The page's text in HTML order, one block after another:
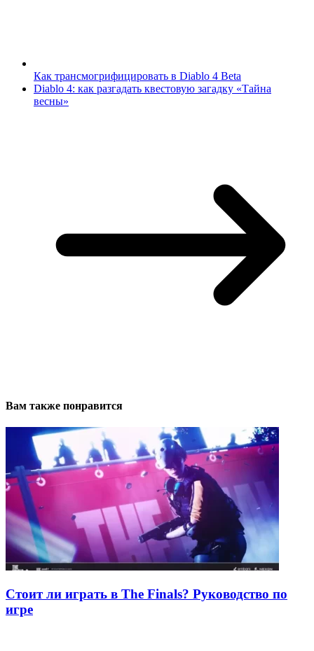
Как трансмогрифицировать в Diablo 4 Beta
Diablo 4: как разгадать квестовую загадку «Тайна
весны»
Вам также понравится
Стоит ли играть в The Finals? Руководство по
игре